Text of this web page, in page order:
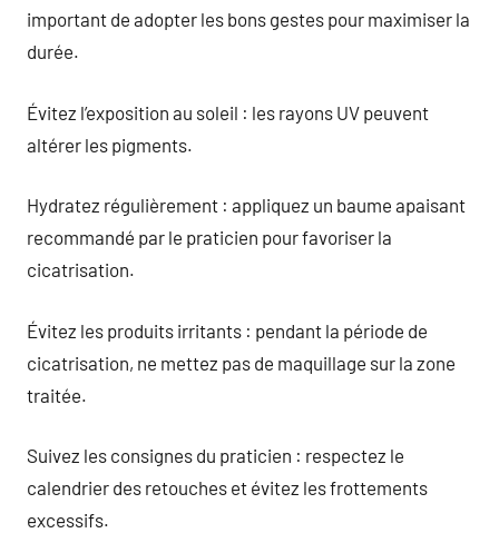
important de adopter les bons gestes pour maximiser la
durée.
Évitez l’exposition au soleil : les rayons UV peuvent
altérer les pigments.
Hydratez régulièrement : appliquez un baume apaisant
recommandé par le praticien pour favoriser la
cicatrisation.
Évitez les produits irritants : pendant la période de
cicatrisation, ne mettez pas de maquillage sur la zone
traitée.
Suivez les consignes du praticien : respectez le
calendrier des retouches et évitez les frottements
excessifs.